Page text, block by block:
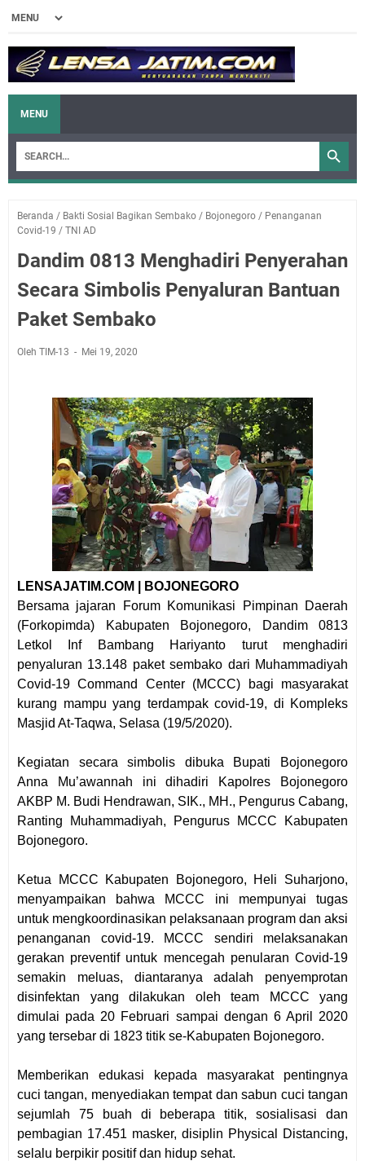
MENU
Beranda / Bakti Sosial Bagikan Sembako / Bojonegoro / Penanganan
Covid-19 / TNI AD
Dandim 0813 Menghadiri Penyerahan
Secara Simbolis Penyaluran Bantuan
Paket Sembako
Oleh TIM-13 Mei 19, 2020
LENSAJATIM.COM | BOJONEGORO
Bersama jajaran Forum Komunikasi Pimpinan Daerah
(Forkopimda) Kabupaten Bojonegoro, Dandim 0813
Letkol Inf Bambang Hariyanto turut menghadiri
penyaluran 13.148 paket sembako dari Muhammadiyah
Covid-19 Command Center (MCCC) bagi masyarakat
kurang mampu yang terdampak covid-19, di Kompleks
Masjid At-Taqwa, Selasa (19/5/2020).
Kegiatan secara simbolis dibuka Bupati Bojonegoro
Anna Mu’awannah ini dihadiri Kapolres Bojonegoro
AKBP M. Budi Hendrawan, SIK., MH., Pengurus Cabang,
Ranting Muhammadiyah, Pengurus MCCC Kabupaten
Bojonegoro.
Ketua MCCC Kabupaten Bojonegoro, Heli Suharjono,
menyampaikan bahwa MCCC ini mempunyai tugas
untuk mengkoordinasikan pelaksanaan program dan aksi
penanganan covid-19. MCCC sendiri melaksanakan
gerakan preventif untuk mencegah penularan Covid-19
semakin meluas, diantaranya adalah penyemprotan
disinfektan yang dilakukan oleh team MCCC yang
dimulai pada 20 Februari sampai dengan 6 April 2020
yang tersebar di 1823 titik se-Kabupaten Bojonegoro.
Memberikan edukasi kepada masyarakat pentingnya
cuci tangan, menyediakan tempat dan sabun cuci tangan
sejumlah 75 buah di beberapa titik, sosialisasi dan
pembagian 17.451 masker, disiplin Physical Distancing,
selalu berpikir positif dan hidup sehat.